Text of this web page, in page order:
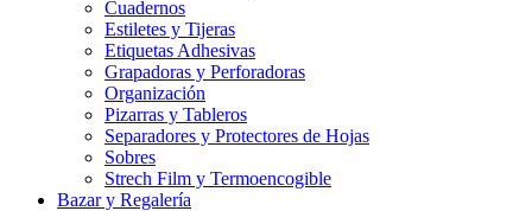
Cuadernos
Estiletes y Tijeras
Etiquetas Adhesivas
Grapadoras y Perforadoras
Organización
Pizarras y Tableros
Separadores y Protectores de Hojas
Sobres
Strech Film y Termoencogible
Bazar y Regalería